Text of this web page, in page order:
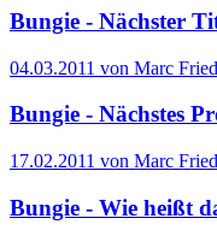
Bungie - Nächster
04.03.2011 von Marc
Bungie - Nächstes
17.02.2011 von Marc
Bungie - Wie heißt